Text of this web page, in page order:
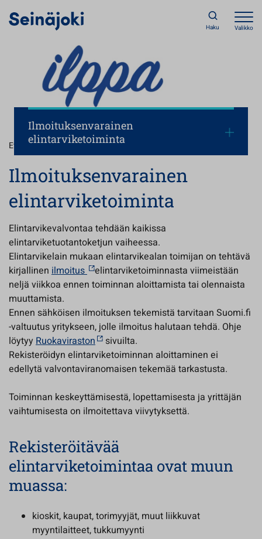
Haku Valikko
Ilmoituksenvarainen
elintarviketoiminta
Etusivu / Ilmoituksenvarainen elintarviketoiminta
Ilmoituksenvarainen
elintarviketoiminta
Elintarvikevalvontaa tehdään kaikissa
elintarviketuotantoketjun vaiheessa.
Elintarvikelain mukaan elintarvikealan toimijan on tehtävä
kirjallinen ilmoitus elintarviketoiminnasta viimeistään
neljä viikkoa ennen toiminnan aloittamista tai olennaista
muuttamista.
Ennen sähköisen ilmoituksen tekemistä tarvitaan Suomi.fi
-valtuutus yritykseen, jolle ilmoitus halutaan tehdä. Ohje
löytyy Ruokaviraston
sivuilta.
Rekisteröidyn elintarviketoiminnan aloittaminen ei
edellytä valvontaviranomaisen tekemää tarkastusta.
Toiminnan keskeyttämisestä, lopettamisesta ja yrittäjän
vaihtumisesta on ilmoitettava viivytyksettä.
Rekisteröitävää
elintarviketoimintaa ovat muun
muassa:
kioskit, kaupat, torimyyjät, muut liikkuvat
myyntilaitteet, tukkumyynti